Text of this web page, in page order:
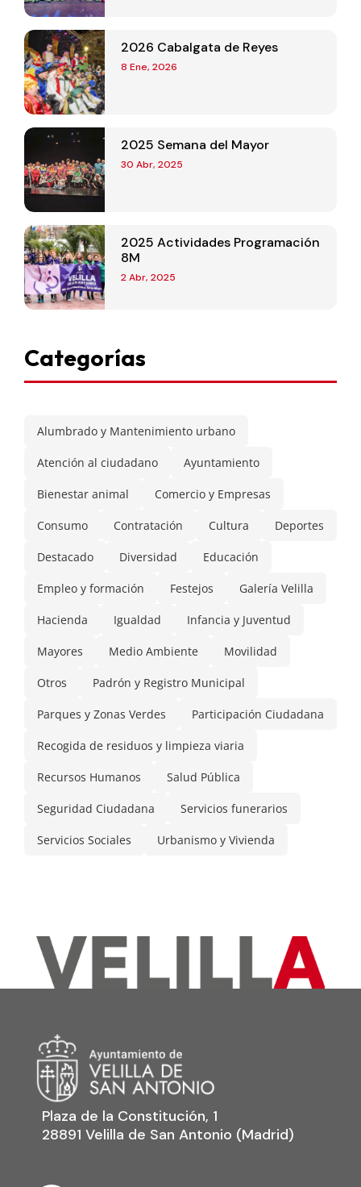
2026 Cabalgata de Reyes
8 Ene, 2026
2025 Semana del Mayor
30 Abr, 2025
2025 Actividades Programación
8M
2 Abr, 2025
Categorías
Alumbrado y Mantenimiento urbano
Atención al ciudadano Ayuntamiento
Bienestar animal Comercio y Empresas
Consumo Contratación Cultura Deportes
Destacado Diversidad Educación
Empleo y formación Festejos Galería Velilla
Hacienda Igualdad Infancia y Juventud
Mayores Medio Ambiente Movilidad
Otros Padrón y Registro Municipal
Parques y Zonas Verdes Participación Ciudadana
Recogida de residuos y limpieza viaria
Recursos Humanos Salud Pública
Seguridad Ciudadana Servicios funerarios
Servicios Sociales Urbanismo y Vivienda
Plaza de la Constitución, 1
28891 Velilla de San Antonio (Madrid)